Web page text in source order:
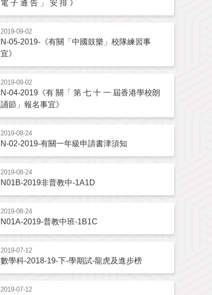
電 子 通 告 」 安 排 》
2019-09-02
N-05-2019-《有關「中國鼓樂」校隊練習事
宜》
2019-09-02
N-04-2019《有 關「 第 七 十 一 屆香港學校朗
誦節」報名事宜》
2019-08-24
N-02-2019-有關一年級申請書津須知
2019-08-24
N01B-2019非普教中-1A1D
2019-08-24
N01A-2019-普教中班-1B1C
2019-07-12
數學科-2018-19-下-學期試-龍虎及進步榜
2019-07-12